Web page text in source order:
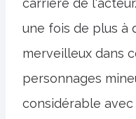
carrière de
une fois de plus à
merveilleux dans
personnages
considérable